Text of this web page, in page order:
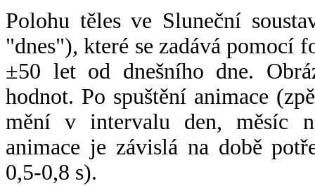
Polohu těles ve Sluneční
"dnes"), které se zadává pomocí
±50 let od dnešního dne.
hodnot. Po spuštění animace
mění v intervalu den, měsíc
animace je závislá na době
0,5-0,8 s).